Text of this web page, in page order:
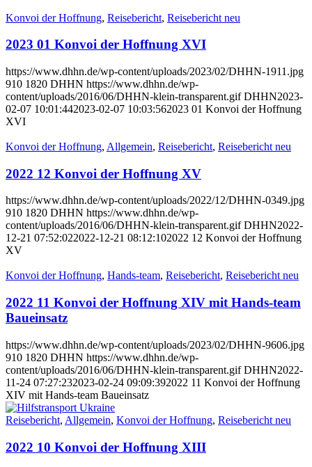
Konvoi der Hoffnung, Reisebericht, Reisebericht neu
2023 01 Konvoi der Hoffnung XVI
https://www.dhhn.de/wp-content/uploads/2023/02/DHHN-1911.jpg
910 1820 DHHN https://www.dhhn.de/wp-
content/uploads/2016/06/DHHN-klein-transparent.gif DHHN2023-
02-07 10:01:442023-02-07 10:03:562023 01 Konvoi der Hoffnung
XVI
Konvoi der Hoffnung, Allgemein, Reisebericht, Reisebericht neu
2022 12 Konvoi der Hoffnung XV
https://www.dhhn.de/wp-content/uploads/2022/12/DHHN-0349.jpg
910 1820 DHHN https://www.dhhn.de/wp-
content/uploads/2016/06/DHHN-klein-transparent.gif DHHN2022-
12-21 07:52:022022-12-21 08:12:102022 12 Konvoi der Hoffnung
XV
Konvoi der Hoffnung, Hands-team, Reisebericht, Reisebericht neu
2022 11 Konvoi der Hoffnung XIV mit Hands-team
Baueinsatz
https://www.dhhn.de/wp-content/uploads/2023/02/DHHN-9606.jpg
910 1820 DHHN https://www.dhhn.de/wp-
content/uploads/2016/06/DHHN-klein-transparent.gif DHHN2022-
11-24 07:27:232023-02-24 09:09:392022 11 Konvoi der Hoffnung
XIV mit Hands-team Baueinsatz
Reisebericht, Allgemein, Konvoi der Hoffnung, Reisebericht neu
2022 10 Konvoi der Hoffnung XIII